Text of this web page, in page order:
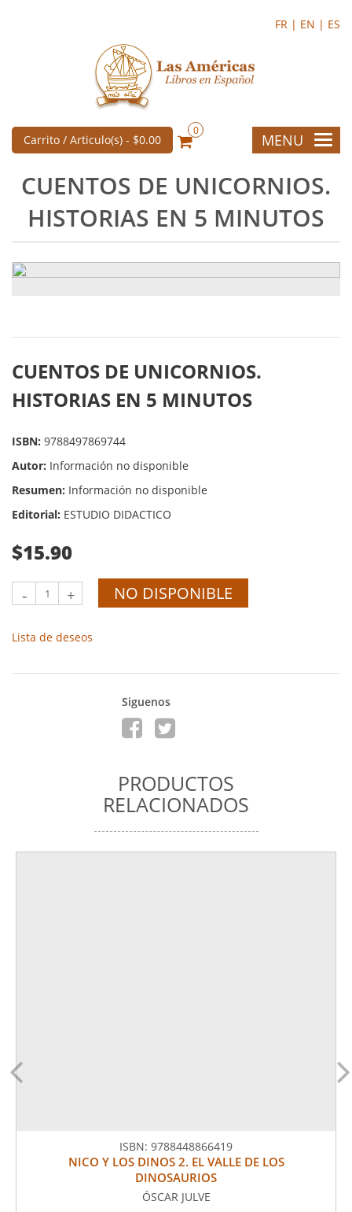
FR | EN | ES
Carrito / Articulo(s) - $0.00
0
MENU
CUENTOS DE UNICORNIOS.
HISTORIAS EN 5 MINUTOS
CUENTOS DE UNICORNIOS.
HISTORIAS EN 5 MINUTOS
ISBN: 9788497869744
Autor: Información no disponible
Resumen: Información no disponible
Editorial: ESTUDIO DIDACTICO
$15.90
- + NO DISPONIBLE
Lista de deseos
Siguenos
PRODUCTOS
RELACIONADOS
ISBN: 9788448866419
NICO Y LOS DINOS 2. EL VALLE DE LOS
DINOSAURIOS
ÓSCAR JULVE